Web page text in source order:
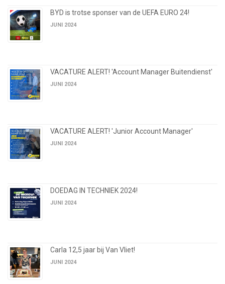
BYD is trotse sponser van de UEFA EURO 24!
JUNI 2024
VACATURE ALERT! 'Account Manager Buitendienst'
JUNI 2024
VACATURE ALERT! 'Junior Account Manager'
JUNI 2024
DOEDAG IN TECHNIEK 2024!
JUNI 2024
Carla 12,5 jaar bij Van Vliet!
JUNI 2024